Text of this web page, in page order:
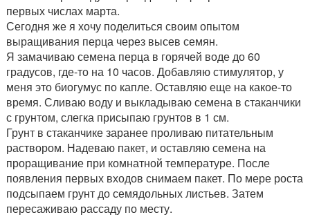
первых числах марта.
Сегодня же я хочу поделиться своим опытом
выращивания перца через высев семян.
Я замачиваю семена перца в горячей воде до 60
градусов, где-то на 10 часов. Добавляю стимулятор, у
меня это биогумус по капле. Оставляю еще на какое-то
время. Сливаю воду и выкладываю семена в стаканчики
с грунтом, слегка присыпаю грунтов в 1 см.
Грунт в стаканчике заранее проливаю питательным
раствором. Надеваю пакет, и оставляю семена на
проращивание при комнатной температуре. После
появления первых входов снимаем пакет. По мере роста
подсыпаем грунт до семядольных листьев. Затем
пересаживаю рассаду по месту.